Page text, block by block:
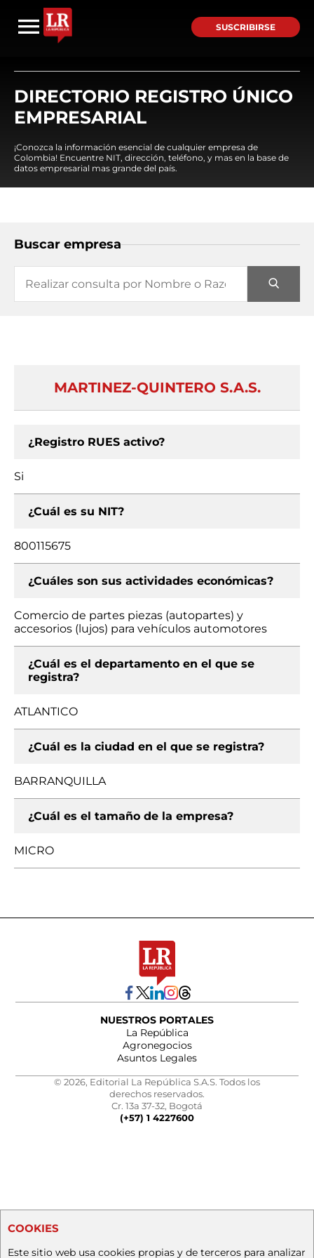
SUSCRIBIRSE
DIRECTORIO REGISTRO ÚNICO
EMPRESARIAL
¡Conozca la información esencial de cualquier empresa de
Colombia! Encuentre NIT, dirección, teléfono, y mas en la base de
datos empresarial mas grande del país.
Buscar empresa
MARTINEZ-QUINTERO S.A.S.
¿Registro RUES activo?
Si
¿Cuál es su NIT?
800115675
¿Cuáles son sus actividades económicas?
Comercio de partes piezas (autopartes) y
accesorios (lujos) para vehículos automotores
¿Cuál es el departamento en el que se
registra?
ATLANTICO
¿Cuál es la ciudad en el que se registra?
BARRANQUILLA
¿Cuál es el tamaño de la empresa?
MICRO
NUESTROS PORTALES
La República
Agronegocios
Asuntos Legales
© 2026, Editorial La República S.A.S. Todos los
derechos reservados.
Cr. 13a 37-32, Bogotá
(+57) 1 4227600
COOKIES
Este sitio web usa cookies propias y de terceros para analizar